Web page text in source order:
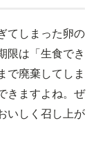
てしまった卵の
限は「生食でき
で廃棄してしま
きますよね。ぜ
いしく召し上が